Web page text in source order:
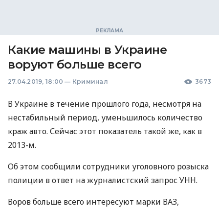
Какие машины в Украине
воруют больше всего
27.04.2019, 18:00 — Криминал 3673
В Украине в течение прошлого года, несмотря на
нестабильный период, уменьшилось количество
краж авто. Сейчас этот показатель такой же, как в
2013-м.
Об этом сообщили сотрудники уголовного розыска
полиции в ответ на журналистский запросУНН.
Воров больше всего интересуют марки ВАЗ,